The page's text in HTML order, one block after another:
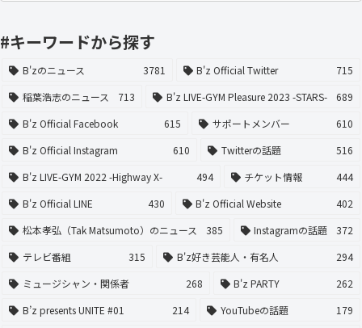
#キーワードから探す
B'zのニュース 3781 B'z Official Twitter
715
稲葉浩志のニュース
713 B'z LIVE-GYM Pleasure 2023 -STARS-
689
B'z Official Facebook
615 サポートメンバー
610
B'z Official Instagram
610 Twitterの話題
516
B'z LIVE-GYM 2022 -Highway X-
494 チケット情報
444
B'z Official LINE
430 B'z Official Website
402
松本孝弘（Tak Matsumoto）のニュース
385 Instagramの話題
372
テレビ番組
315 B'z好き芸能人・有名人
294
ミュージシャン・関係者
268 B'z PARTY
262
B’z presents UNITE #01
214 YouTubeの話題
179